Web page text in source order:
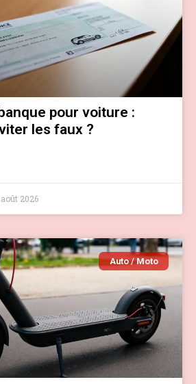
pour voiture :
les faux ?
2026
Auto / Moto